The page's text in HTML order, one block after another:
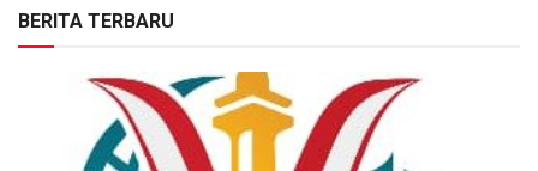
BERITA TERBARU